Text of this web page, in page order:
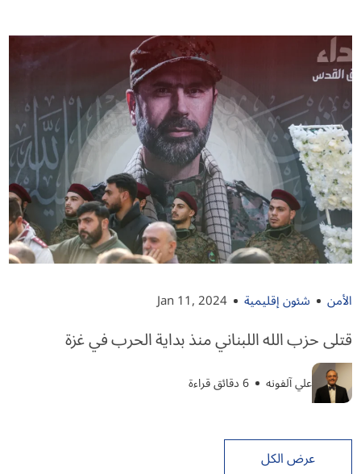
الأمن شئون إقليمية Jan 11, 2024
قتلى حزب الله اللبناني منذ بداية الحرب في غزة
علي آلفونه 6 دقائق قراءة
عرض الكل